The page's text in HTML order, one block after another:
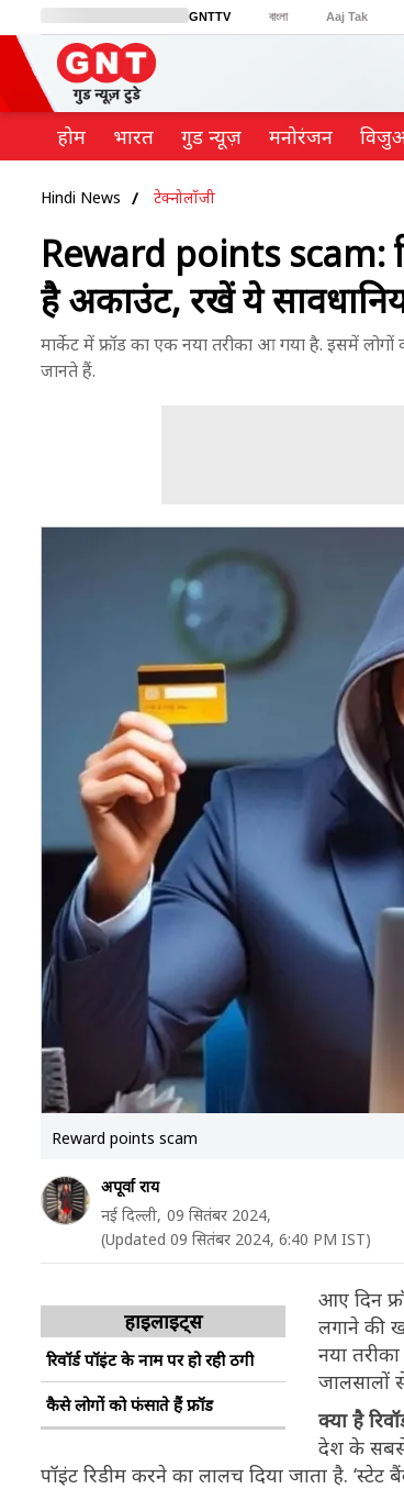
GNTTV বাংলা Aaj Tak
BT Bazaar Cosmopolitan
होम भारत गुड न्यूज़ मनोरंजन
Hindi News टेक्नोलॉजी
Reward points scam:
है अकाउंट, रखें ये
मार्केट में फ्रॉड का एक नया तरीका आ गया है. इसमें
जानते हैं.
Reward points scam
अपूर्वा राय
नई दिल्ली, 09 सितंबर 2024,
(Updated 09 सितंबर 2024, 6:40 PM IST)
हाइलाइट्स
रिवॉर्ड पॉइंट के नाम पर हो रही ठगी
कैसे लोगों को फंसाते हैं फ्रॉड
आए दिन
लगाने की
नया
क्या है
देश के सबसे
पॉइंट रिडीम करने का लालच दिया जाता है.